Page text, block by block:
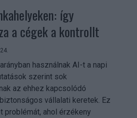
így
a cégek a kontrollt
használnak AI-t a napi
szerint sok
az ehhez kapcsolódó
vállalati keretek. Ez
problémát, ahol érzékeny